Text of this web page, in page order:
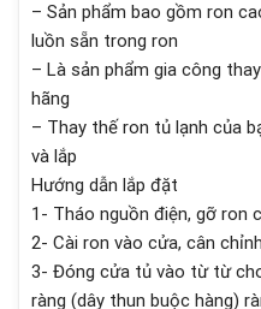
– Sản phẩm bao gồm ron
luồn sẵn trong ron
– Là sản phẩm gia công
hãng
– Thay thế ron tủ lạnh của
và lắp
Hướng dẫn lắp đặt
1- Tháo nguồn điện, gỡ ron
2- Cài ron vào cửa, cân
3- Đóng cửa tủ vào từ từ
ràng (dây thun buộc hàng)